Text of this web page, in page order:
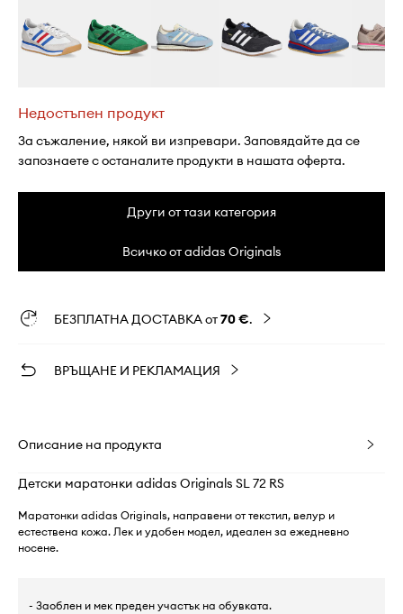
Недостъпен продукт
За съжаление, някой ви изпревари. Заповядайте да се
запознаете с останалите продукти в нашата оферта.
Други от тази категория
Всичко от adidas Originals
БЕЗПЛАТНА ДОСТАВКА от70 €.
ВРЪЩАНЕ И РЕКЛАМАЦИЯ
Описание на продукта
Детски маратонки adidas Originals SL 72 RS
Маратонки adidas Originals, направени от текстил, велур и
естествена кожа. Лек и удобен модел, идеален за ежедневно
носене.
- Заоблен и мек преден участък на обувката.